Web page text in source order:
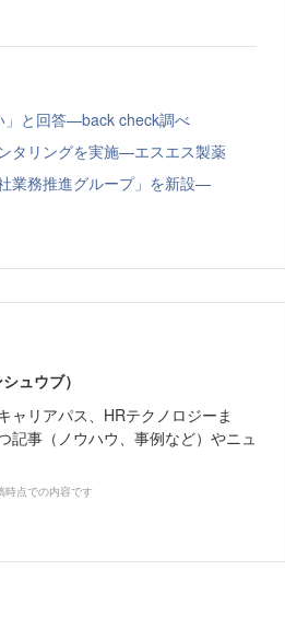
」と回答—back check調べ
タリングを実施—エスエス製薬
業務推進グループ」を新設—
ュウブ）
ャリアパス、HRテクノロジーま
記事（ノウハウ、事例など）やニュ
時点での内容です